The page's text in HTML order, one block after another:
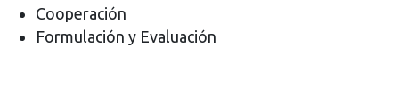
Cooperación
Formulación y Evaluación